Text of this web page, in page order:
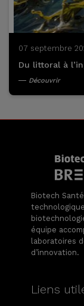
07 septembre
Du littoral à
Découvrir
Biotech
équipe
laboratoires
d’innovation.
Liens